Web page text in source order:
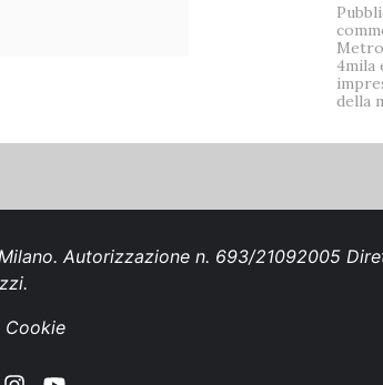
4mila
della
Autorizzazione n. 693/21092005
Cookie